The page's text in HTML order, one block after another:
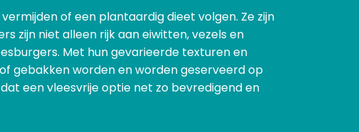
of een plantaardig dieet volgen. Ze zijn
zijn niet alleen rijk aan eiwitten, vezels en
Met hun gevarieerde texturen en
gebakken worden en worden geserveerd op
een vleesvrije optie net zo bevredigend en